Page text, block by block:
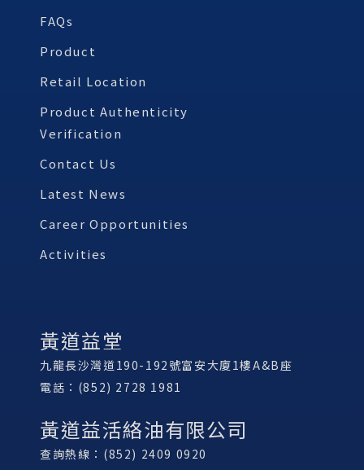
FAQs
Product
Retail Location
Product Authenticity
Verification
Contact Us
Latest News
Career Opportunities
Activities
黃道益堂
九龍長沙灣道190-192號富安大廈1樓A&B座
電話：(852) 2728 1981
黃道益活絡油有限公司
查詢熱線：(852) 2409 0920